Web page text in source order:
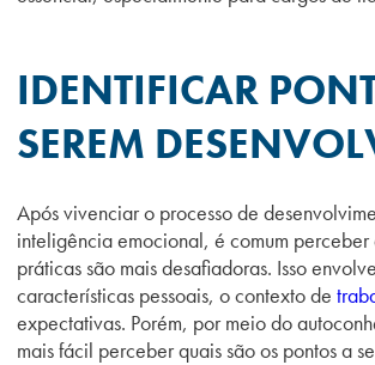
IDENTIFICAR
SEREM
Após vivenciar o processo de
inteligência emocional, é comum perceber
práticas são mais desafiadoras. Isso
características pessoais, o contexto de
expectativas. Porém, por meio do
mais fácil perceber quais são os pontos a